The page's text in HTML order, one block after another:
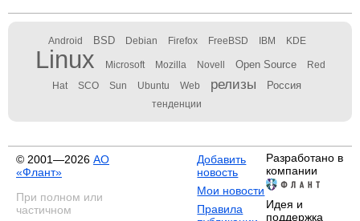
Android BSD Debian Firefox FreeBSD IBM KDE
Linux Microsoft Mozilla Novell Open Source Red
Hat SCO Sun Ubuntu Web релизы Россия
тенденции
© 2001—2026 АО
«Флант»
При полном или
частичном
Добавить
новость
Мои новости
Правила
Разработано в
компании
Идея и
поддержка